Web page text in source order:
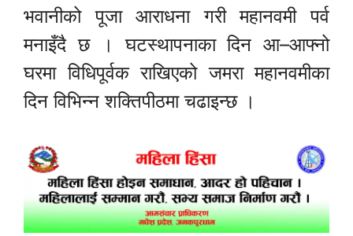
भवानीको पूजा आराधना गरी महानवमी पर्व
मनाइँदै छ । घटस्थापनाका दिन आ–आफ्नो
घरमा विधिपूर्वक राखिएको जमरा महानवमीका
दिन विभिन्न शक्तिपीठमा चढाइन्छ ।